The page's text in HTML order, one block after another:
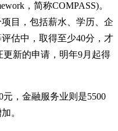
，简称COMPASS)。
目，包括薪水、学历、企
估中，取得至少40分，才
新的申请，明年9月起得
元，金融服务业则是5500
。